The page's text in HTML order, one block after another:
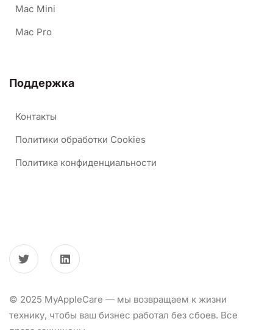
Mac Mini
Mac Pro
Поддержка
Контакты
Политики обработки Cookies
Политика конфиденциальности
© 2025 MyAppleCare — мы возвращаем к жизни
технику, чтобы ваш бизнес работал без сбоев. Все